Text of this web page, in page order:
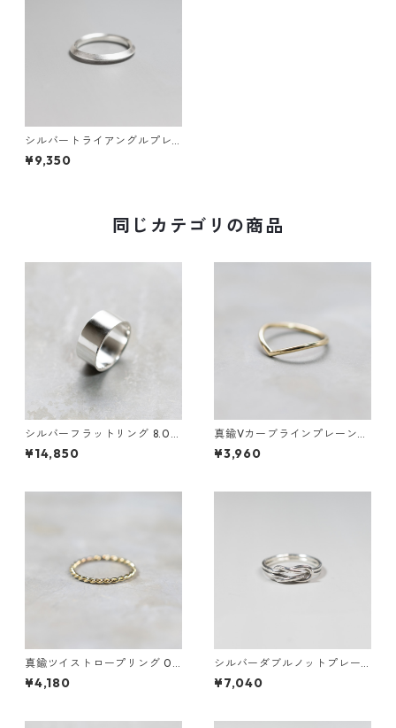
シルバートライアングルプレ
ーンリング 2.6mm幅 つや消
し｜FA-1137
¥9,350
同じカテゴリの商品
シルバーフラットリング 8.0m
m幅 鏡面｜FA-1186
¥14,850
真鍮Vカーブラインプレーンリ
ング 1.5mm幅 鏡面｜FA-1184
¥3,960
真鍮ツイストロープリング 0.8
mm×2 鏡面｜FA-1168
¥4,180
シルバーダブルノットプレー
ンリング 1.2mm×2 鏡面｜FA-
1158
¥7,040